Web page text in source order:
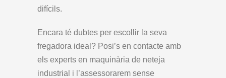
difícils.
Encara té dubtes per escollir la seva
fregadora ideal? Posi’s en contacte amb
els experts en maquinària de neteja
industrial i l’assessorarem sense